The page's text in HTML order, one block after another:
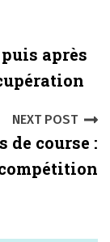
après
NEXT POST
de course :